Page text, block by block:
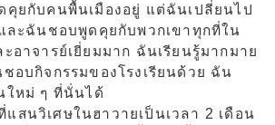
หรับนักศึกษาใหม่ที่มีวีซ่า F-1
คุยกับคนพื้นเมืองอยู่ แต่ฉันเปลี่ยนไป
ละฉันชอบพูดคุยกับพวกเขาทุกที่ใน
อาจารย์เยี่ยมมาก ฉันเรียนรู้มากมาย
อบกิจกรรมของโรงเรียนด้วย ฉัน
ใหม่ ๆ ที่นั่นได้
สนวิเศษในฮาวายเป็นเวลา 2 เดือน